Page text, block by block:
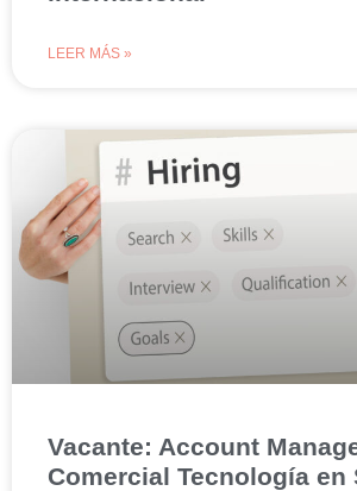
LEER MÁS »
Vacante: Account
Comercial Tecnología en